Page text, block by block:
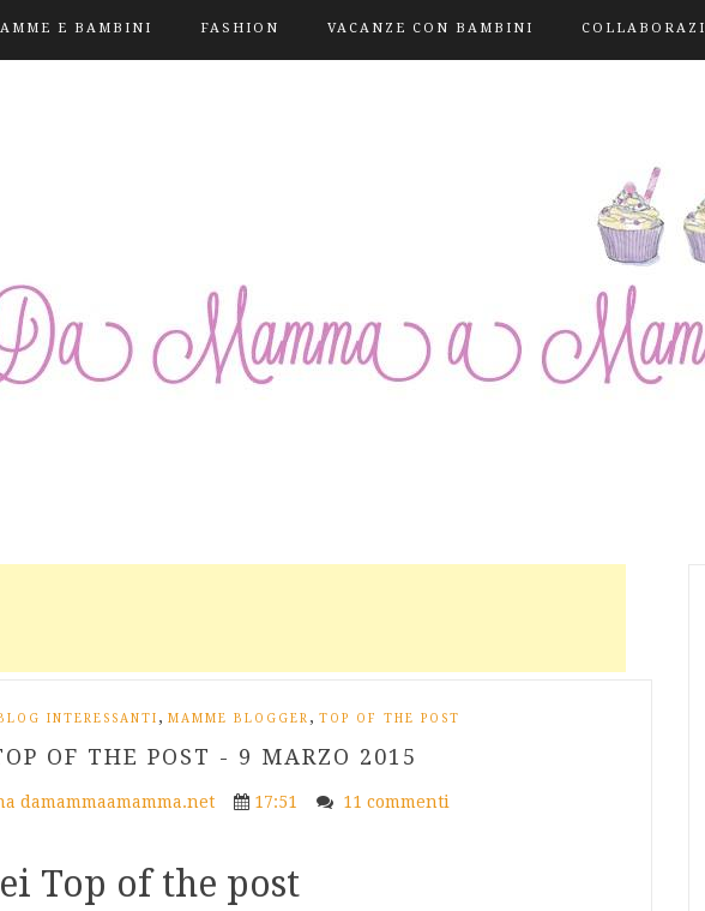
E BAMBINI FASHION VACANZE CON BAMBINI
INTERESSANTI , MAMME BLOGGER , TOP OF THE POST
OF THE POST - 9 MARZO 2015
damammaamamma.net 17:51 11 commenti
Top of the post